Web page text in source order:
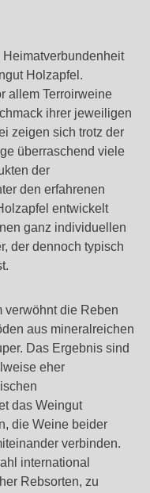
Holzapfel.
allem Terroirweine
ihrer jeweiligen
zeigen sich trotz der
überraschend viele
der
den erfahrenen
entwickelt
ganz individuellen
der dennoch typisch
verwöhnt die Reben
aus mineralreichen
Das Ergebnis sind
eher
das Weingut
die Weine beider
verbinden.
international
Rebsorten, zu